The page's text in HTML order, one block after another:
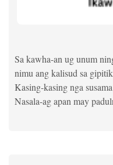
Sa kawha-an ug unum
nimu ang kalisud sa
Kasing-kasing nga
Nasala-ag apan may